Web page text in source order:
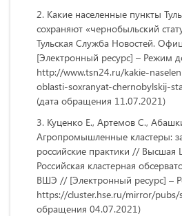
Какие населенные пункты
сохраняют «чернобыльский
Тульская Служба Новостей.
[Электронный ресурс] – Режим
http://www.tsn24.ru/kakie-
oblasti-soxranyat-chernobylskij-
(дата обращения 11.07.2021)
Куценко Е., Артемов С.,
Агропромышленные кластеры:
российские практики //
Российская кластерная
ВШЭ // [Электронный ресурс] –
https://cluster.hse.ru/mirror/
обращения 04.07.2021)